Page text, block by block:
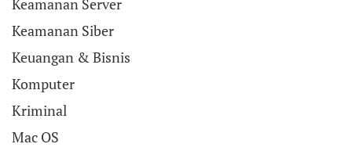
Keamanan Server
Keamanan Siber
Keuangan & Bisnis
Komputer
Kriminal
Mac OS